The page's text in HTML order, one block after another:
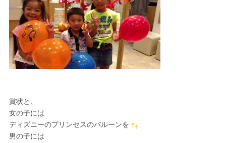
賞状と、
女の子には
ディズニーのプリンセスのバルーンを
男の子には